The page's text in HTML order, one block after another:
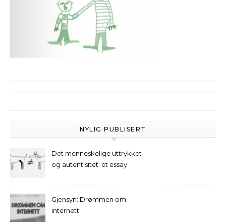
NYLIG PUBLISERT
Det menneskelige uttrykket
og autentisitet: et essay
Gjensyn: Drømmen om
internett